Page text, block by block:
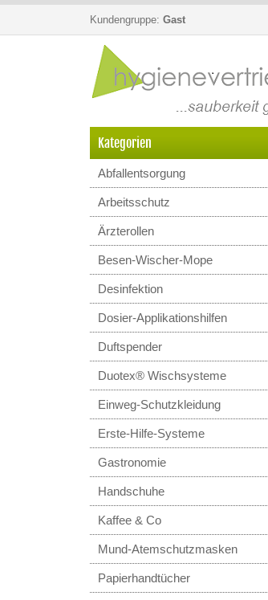
Kundengruppe: Gast
Kategorien
Abfallentsorgung
Arbeitsschutz
Ärzterollen
Besen-Wischer-Mope
Desinfektion
Dosier-Applikationshilfen
Duftspender
Duotex® Wischsysteme
Einweg-Schutzkleidung
Erste-Hilfe-Systeme
Gastronomie
Handschuhe
Kaffee & Co
Mund-Atemschutzmasken
Papierhandtücher